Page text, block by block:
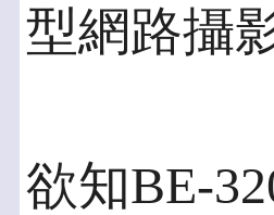
型網路攝
欲知BE-